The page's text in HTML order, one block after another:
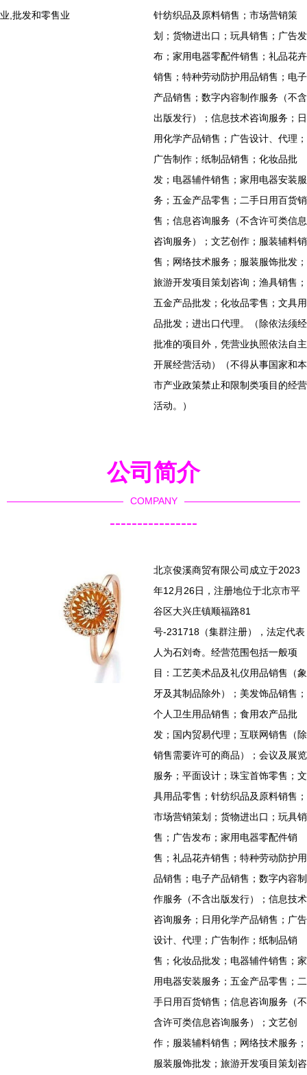
业,批发和零售业
针纺织品及原料销售；市场营销策
划；货物进出口；玩具销售；广告发
布；家用电器零配件销售；礼品花卉
销售；特种劳动防护用品销售；电子
产品销售；数字内容制作服务（不含
出版发行）；信息技术咨询服务；日
用化学产品销售；广告设计、代理；
广告制作；纸制品销售；化妆品批
发；电器辅件销售；家用电器安装服
务；五金产品零售；二手日用百货销
售；信息咨询服务（不含许可类信息
咨询服务）；文艺创作；服装辅料销
售；网络技术服务；服装服饰批发；
旅游开发项目策划咨询；渔具销售；
五金产品批发；化妆品零售；文具用
品批发；进出口代理。（除依法须经
批准的项目外，凭营业执照依法自主
开展经营活动）（不得从事国家和本
市产业政策禁止和限制类项目的经营
活动。）
公司简介
COMPANY
----------------
北京俊溪商贸有限公司成立于2023
年12月26日，注册地位于北京市平
谷区大兴庄镇顺福路81
号-231718（集群注册），法定代表
人为石刘奇。经营范围包括一般项
目：工艺美术品及礼仪用品销售（象
牙及其制品除外）；美发饰品销售；
个人卫生用品销售；食用农产品批
发；国内贸易代理；互联网销售（除
销售需要许可的商品）；会议及展览
服务；平面设计；珠宝首饰零售；文
具用品零售；针纺织品及原料销售；
市场营销策划；货物进出口；玩具销
售；广告发布；家用电器零配件销
售；礼品花卉销售；特种劳动防护用
品销售；电子产品销售；数字内容制
作服务（不含出版发行）；信息技术
咨询服务；日用化学产品销售；广告
设计、代理；广告制作；纸制品销
售；化妆品批发；电器辅件销售；家
用电器安装服务；五金产品零售；二
手日用百货销售；信息咨询服务（不
含许可类信息咨询服务）；文艺创
作；服装辅料销售；网络技术服务；
服装服饰批发；旅游开发项目策划咨